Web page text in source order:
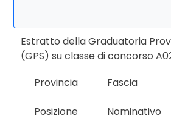
Estratto della Graduatoria
(GPS) su classe di concorso
Provincia
Fascia
Posizione
Nominativo